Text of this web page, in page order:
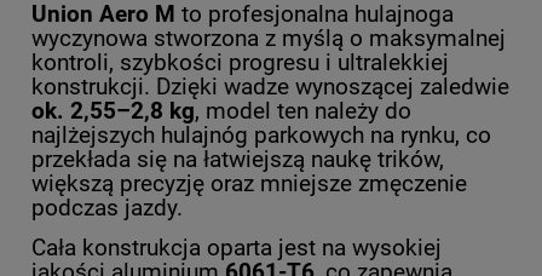
Union Aero M to profesjonalna hulajnoga
wyczynowa stworzona z myślą o maksymalnej
kontroli, szybkości progresu i ultralekkiej
konstrukcji. Dzięki wadze wynoszącej zaledwie
ok. 2,55–2,8 kg, model ten należy do
najlżejszych hulajnóg parkowych na rynku, co
przekłada się na łatwiejszą naukę trików,
większą precyzję oraz mniejsze zmęczenie
podczas jazdy.
Cała konstrukcja oparta jest na wysokiej